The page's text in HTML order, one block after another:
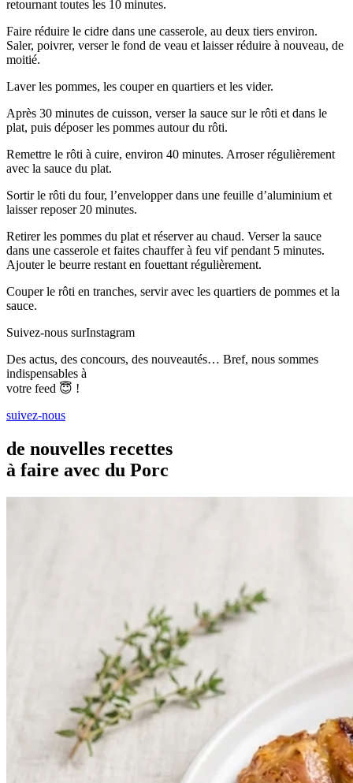
retournant toutes les 10 minutes.
Faire réduire le cidre dans une casserole, au deux tiers environ.
Saler, poivrer, verser le fond de veau et laisser réduire à nouveau, de
moitié.
Laver les pommes, les couper en quartiers et les vider.
Après 30 minutes de cuisson, verser la sauce sur le rôti et dans le
plat, puis déposer les pommes autour du rôti.
Remettre le rôti à cuire, environ 40 minutes. Arroser régulièrement
avec la sauce du plat.
Sortir le rôti du four, l’envelopper dans une feuille d’aluminium et
laisser reposer 20 minutes.
Retirer les pommes du plat et réserver au chaud. Verser la sauce
dans une casserole et faites chauffer à feu vif pendant 5 minutes.
Ajouter le beurre restant en fouettant régulièrement.
Couper le rôti en tranches, servir avec les quartiers de pommes et la
sauce.
Suivez-nous surInstagram
Des actus, des concours, des nouveautés… Bref, nous sommes
indispensables à
votre feed 😇 !
suivez-nous
de nouvelles recettes
à faire avec du Porc